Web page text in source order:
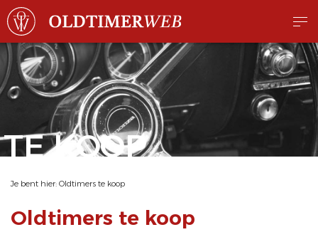
TE KOOP
Je bent hier: Oldtimers te koop
Oldtimers te koop